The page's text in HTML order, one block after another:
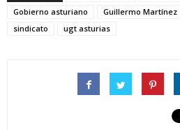
Gobierno asturiano
Guillermo Martínez
sindicato
ugt asturias